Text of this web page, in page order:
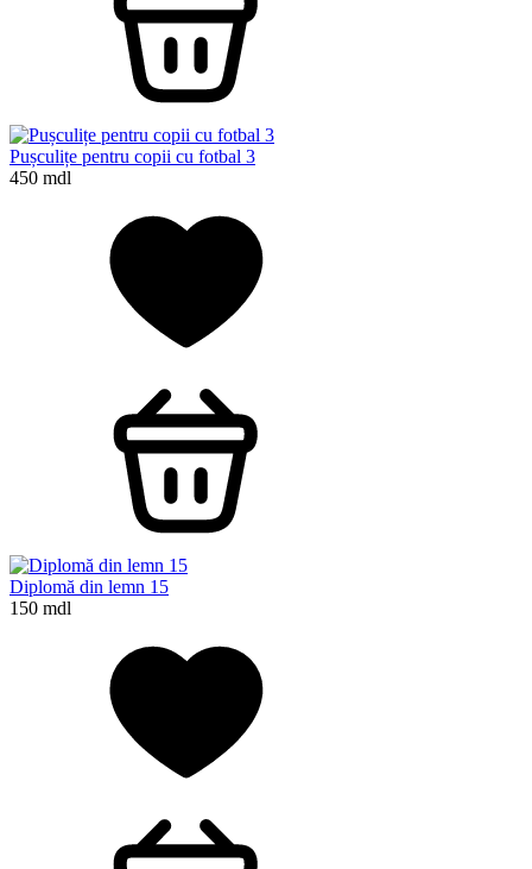
Pușculițe pentru copii cu fotbal 3
450 mdl
Diplomă din lemn 15
150 mdl